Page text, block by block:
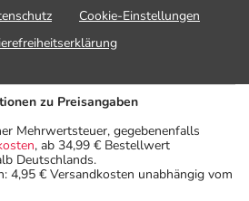
Cookie-Einstellungen
zu Preisangaben
Mehrwertsteuer, gegebenenfalls
, ab 34,99 € Bestellwert
Deutschlands.
4,95 € Versandkosten unabhängig vom